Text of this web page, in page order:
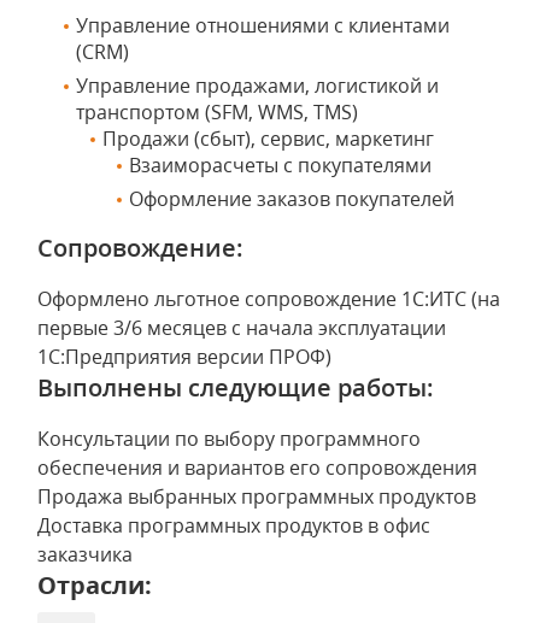
Управление отношениями с клиентами
(CRM)
Управление продажами, логистикой и
транспортом (SFM, WMS, TMS)
Продажи (сбыт), сервис, маркетинг
Взаиморасчеты с покупателями
Оформление заказов покупателей
Сопровождение:
Оформлено льготное сопровождение 1С:ИТС (на
первые 3/6 месяцев с начала эксплуатации
1С:Предприятия версии ПРОФ)
Выполнены следующие работы:
Консультации по выбору программного
обеспечения и вариантов его сопровождения
Продажа выбранных программных продуктов
Доставка программных продуктов в офис
заказчика
Отрасли: